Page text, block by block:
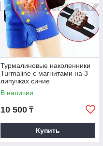
Турмалиновые наколенники
Turmaline с магнитами на 3
липучках синие
В наличии
10 500 ₸
Купить